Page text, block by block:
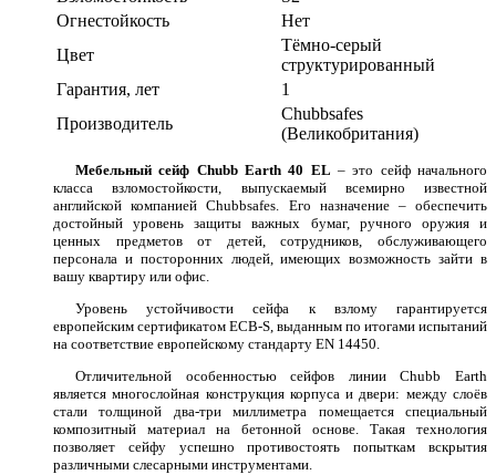
Огнестойкость
Нет
Цвет
Тёмно-серый
структурированный
Гарантия, лет
1
Производитель
Chubbsafes
(Великобритания)
Мебельный сейф Chubb Earth 40 EL – это сейф начального
класса взломостойкости, выпускаемый всемирно известной
английской компанией Chubbsafes. Его назначение – обеспечить
достойный уровень защиты важных бумаг, ручного оружия и
ценных предметов от детей, сотрудников, обслуживающего
персонала и посторонних людей, имеющих возможность зайти в
вашу квартиру или офис.
Уровень устойчивости сейфа к взлому гарантируется
европейским сертификатом ECB-S, выданным по итогами испытаний
на соответствие европейскому стандарту EN 14450.
Отличительной особенностью сейфов линии Chubb Earth
является многослойная конструкция корпуса и двери: между слоёв
стали толщиной два-три миллиметра помещается специальный
композитный материал на бетонной основе. Такая технология
позволяет сейфу успешно противостоять попыткам вскрытия
различными слесарными инструментами.